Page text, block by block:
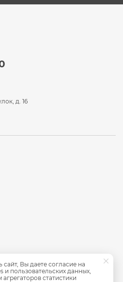
д. 16
Вы даете согласие на
и пользовательских данных,
статистики